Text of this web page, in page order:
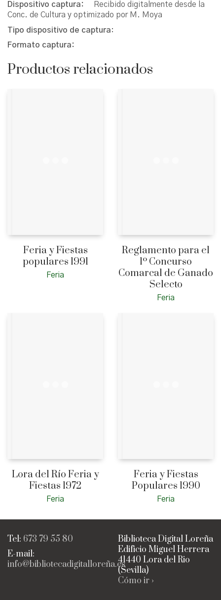
Dispositivo captura:
Recibido digitalmente desde la
Conc. de Cultura y optimizado por M. Moya
Tipo dispositivo de captura:
Formato captura:
Productos relacionados
Feria y Fiestas
populares 1991
Feria
Reglamento para el
1º Concurso
Comarcal de Ganado
Selecto
Feria
Lora del Río Feria y
Fiestas 1972
Feria
Feria y Fiestas
Populares 1990
Feria
Tel: 673 79 55 80
E-mail:
info@bibliotecadigitalloreña.es
Biblioteca Digital Loreña
Edificio Miguel Herrera
41440 Lora del Rio
(Sevilla)
Cómo ir ›